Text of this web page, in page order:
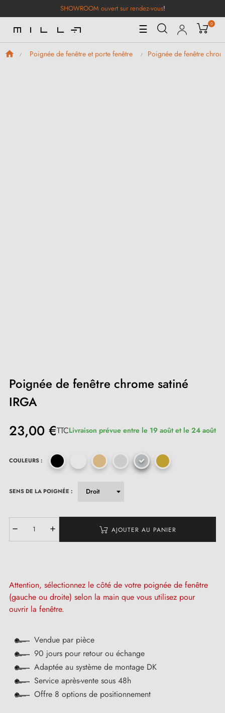
SHOWROOM ouvert sur rendez-vous!
Basculer
la
navigation
☰ 0
Poignée de fenêtre et porte fenêtre Poignée de fenêtre
Poignée de fenêtre chrome satiné
IRGA
23,00 €TTCLivraison prévue entre le 19 août et le 24 août
COULEURS :
SENS DE LA POIGNÉE :
AJOUTER AU PANIER
Attention, sélectionnez le côté de votre poignée de fenêtre
(gauche ou droite) selon la main que vous utilisez pour
ouvrir la fenêtre.
Vendue par pièce
90 jours pour retour ou échange
Adaptée au système de montage DK
Service après-vente sous 48h
Offre 8 options de positionnement